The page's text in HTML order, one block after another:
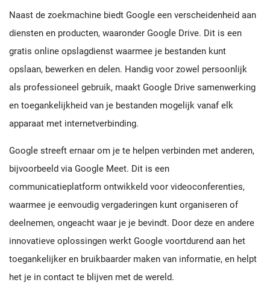
Naast de zoekmachine biedt Google een verscheidenheid aan
diensten en producten, waaronder Google Drive. Dit is een
gratis online opslagdienst waarmee je bestanden kunt
opslaan, bewerken en delen. Handig voor zowel persoonlijk
als professioneel gebruik, maakt Google Drive samenwerking
en toegankelijkheid van je bestanden mogelijk vanaf elk
apparaat met internetverbinding.
Google streeft ernaar om je te helpen verbinden met anderen,
bijvoorbeeld via Google Meet. Dit is een
communicatieplatform ontwikkeld voor videoconferenties,
waarmee je eenvoudig vergaderingen kunt organiseren of
deelnemen, ongeacht waar je je bevindt. Door deze en andere
innovatieve oplossingen werkt Google voortdurend aan het
toegankelijker en bruikbaarder maken van informatie, en helpt
het je in contact te blijven met de wereld.